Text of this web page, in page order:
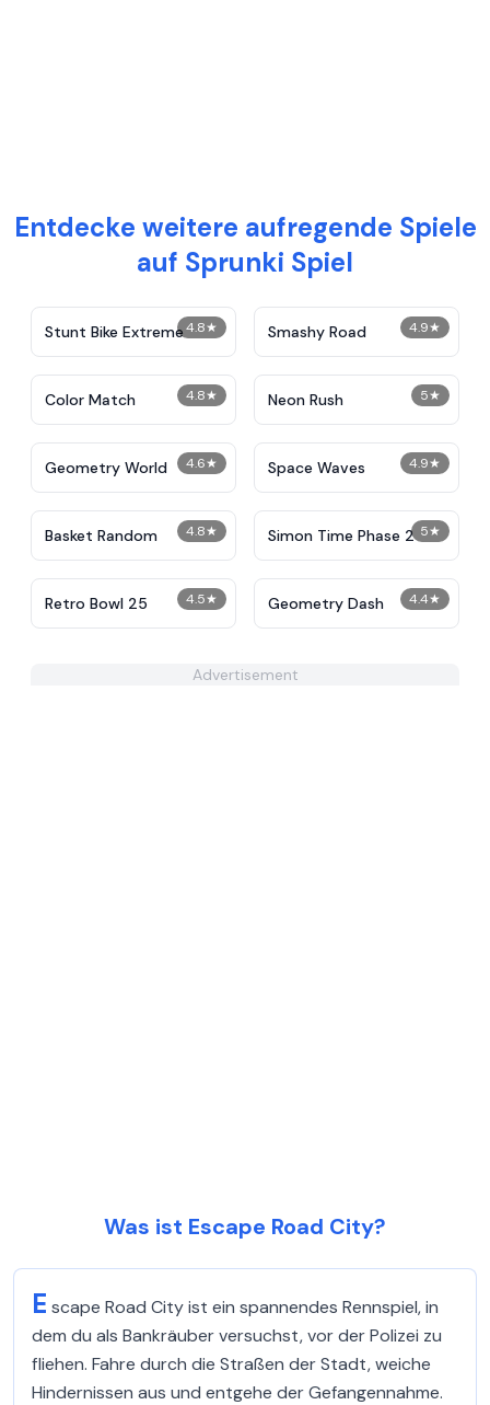
Entdecke weitere aufregende Spiele
auf Sprunki Spiel
4.8★
Stunt Bike Extreme 4.9★
Smashy Road
4.8★
Color Match 5★
Neon Rush
4.6★
Geometry World 4.9★
Space Waves
4.8★
Basket Random 5★
Simon Time Phase 2
4.5★
Retro Bowl 25 4.4★
Geometry Dash
Advertisement
Was ist Escape Road City?
E scape Road City ist ein spannendes Rennspiel, in
dem du als Bankräuber versuchst, vor der Polizei zu
fliehen. Fahre durch die Straßen der Stadt, weiche
Hindernissen aus und entgehe der Gefangennahme.